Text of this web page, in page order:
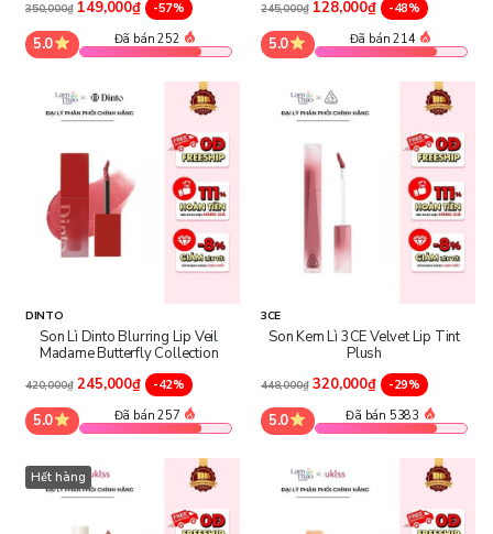
350,000₫ 149,000₫ -57%
5.0 Đã bán 252
245,000₫ 128,000₫ -48%
5.0 Đã bán 214
DINTO
Son Lì Dinto Blurring Lip Veil
Madame Butterfly Collection
420,000₫ 245,000₫ -42%
5.0 Đã bán 257
3CE
Son Kem Lì 3CE Velvet Lip Tint
Plush
448,000₫ 320,000₫ -29%
5.0 Đã bán 5383
Hết hàng